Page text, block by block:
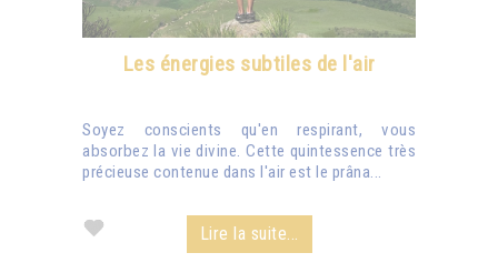
Les énergies subtiles de l'air
Soyez conscients qu'en respirant, vous
absorbez la vie divine. Cette quintessence très
précieuse contenue dans l'air est le prâna...
Lire la suite...